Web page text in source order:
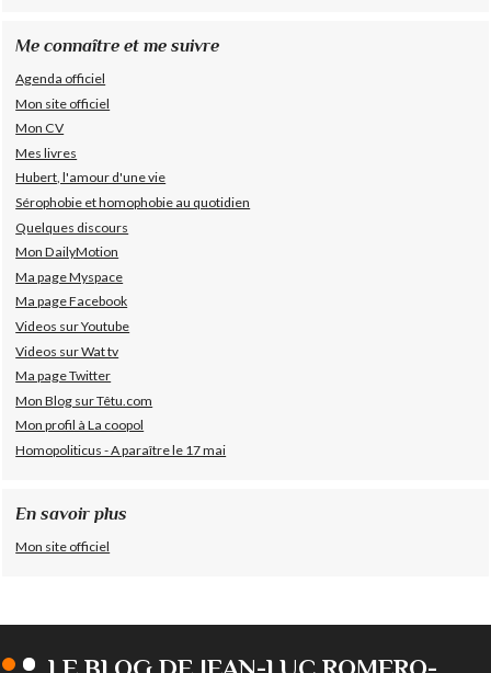
Me connaître et me suivre
Agenda officiel
Mon site officiel
Mon CV
Mes livres
Hubert, l'amour d'une vie
Sérophobie et homophobie au quotidien
Quelques discours
Mon DailyMotion
Ma page Myspace
Ma page Facebook
Videos sur Youtube
Videos sur Wat tv
Ma page Twitter
Mon Blog sur Têtu.com
Mon profil à La coopol
Homopoliticus - A paraître le 17 mai
En savoir plus
Mon site officiel